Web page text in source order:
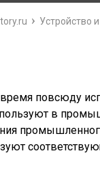
Устройство
повсюду
в